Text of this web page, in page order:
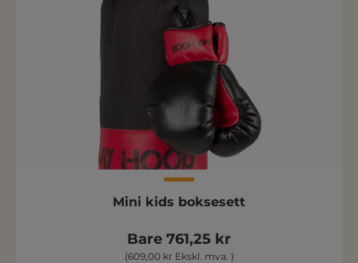
Mini kids boksesett
Bare 761,25 kr
(609,00 kr Ekskl. mva. )